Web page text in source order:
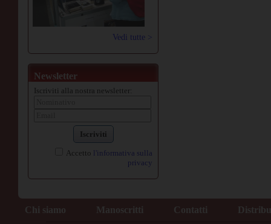
Vedi tutte >
Newsletter
Iscriviti alla nostra newsletter:
Iscriviti
Accetto l'informativa sulla
privacy
Chi siamo Manoscritti Contatti